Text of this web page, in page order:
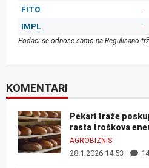
FITO
-
IMPL
-
Podaci se odnose samo na Regulisano
KOMENTARI
Pekari traže
rasta troškova
AGROBIZNIS
28.1.2026 14:53 14